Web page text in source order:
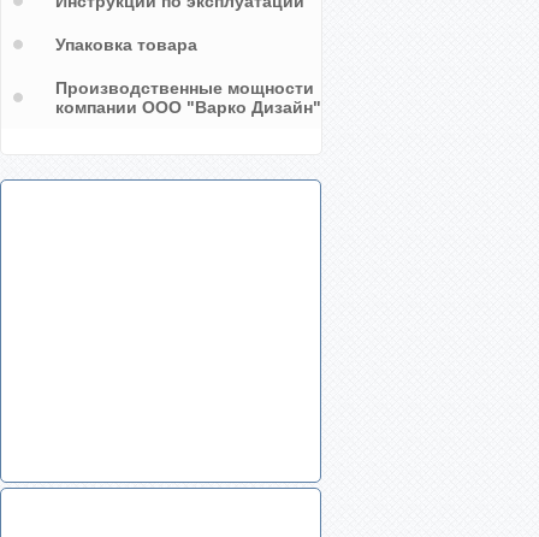
Упаковка товара
Производственные мощности
компании ООО "Варко Дизайн"